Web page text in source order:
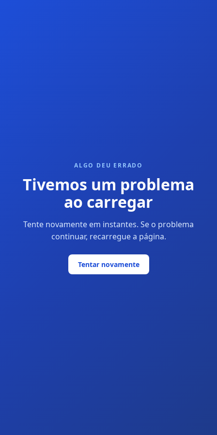
ALGO DEU ERRADO
Tivemos um problema
ao carregar
Tente novamente em instantes. Se o problema
continuar, recarregue a página.
Tentar novamente